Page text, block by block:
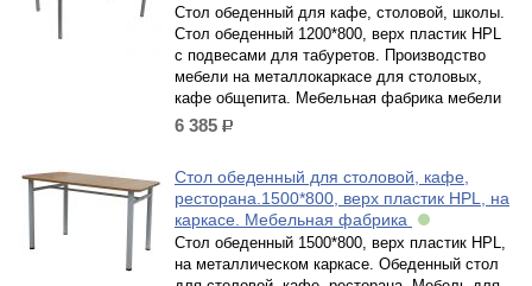
Стол обеденный для кафе, столовой, школы.
Стол обеденный 1200*800, верх пластик HPL
с подвесами для табуретов. Производство
мебели на металлокаркасе для столовых,
кафе общепита. Мебельная фабрика мебели
6 385 р.
Стол обеденный для столовой, кафе,
ресторана.1500*800, верх пластик HPL, на
каркасе. Мебельная фабрика
Стол обеденный 1500*800, верх пластик HPL,
на металлическом каркасе. Обеденный стол